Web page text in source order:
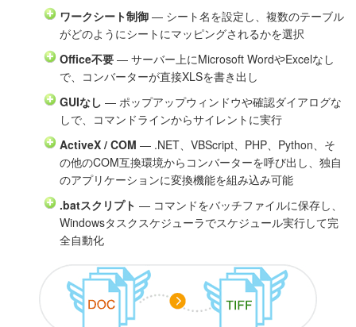
ワークシート制御 — シート名を設定し、複数のテーブル
がどのようにシートにマッピングされるかを選択
Office不要 — サーバー上にMicrosoft WordやExcelなし
で、コンバーターが直接XLSを書き出し
GUIなし — ポップアップウィンドウや確認ダイアログな
しで、コマンドラインからサイレントに実行
ActiveX / COM — .NET、VBScript、PHP、Python、そ
の他のCOM互換環境からコンバーターを呼び出し、独自
のアプリケーションに変換機能を組み込み可能
.batスクリプト — コマンドをバッチファイルに保存し、
Windowsタスクスケジューラでスケジュール実行して完
全自動化